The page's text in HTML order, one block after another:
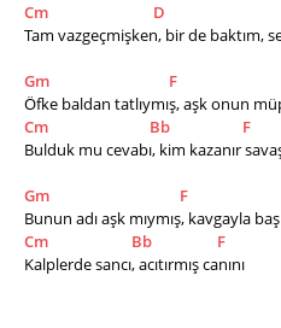
Cm
D
Tam vazgeçmişken, bir de baktım,
Gm
F
Öfke baldan tatlıymış, aşk onun
Cm
Bb
F
Bulduk mu cevabı, kim kazanır
Gm
F
Bunun adı aşk mıymış, kavgayla
Cm
Bb
F
Kalplerde sancı, acıtırmış canını